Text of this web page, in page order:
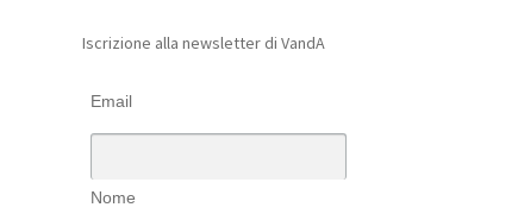
Iscrizione alla newsletter di VandA
Email
Nome